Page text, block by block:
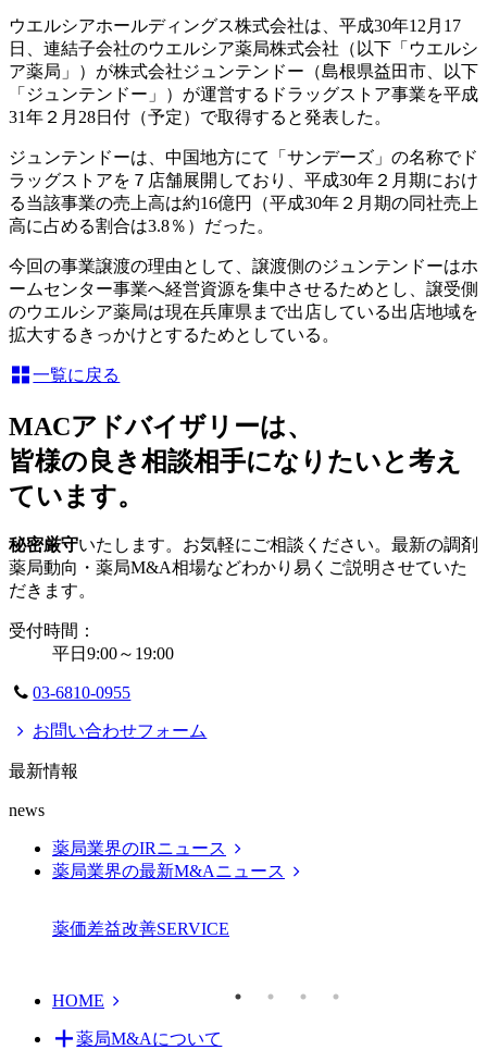
ウエルシアホールディングス株式会社は、平成30年12月17
日、連結子会社のウエルシア薬局株式会社（以下「ウエルシ
ア薬局」）が株式会社ジュンテンドー（島根県益田市、以下
「ジュンテンドー」）が運営するドラッグストア事業を平成
31年２月28日付（予定）で取得すると発表した。
ジュンテンドーは、中国地方にて「サンデーズ」の名称でド
ラッグストアを７店舗展開しており、平成30年２月期におけ
る当該事業の売上高は約16億円（平成30年２月期の同社売上
高に占める割合は3.8％）だった。
今回の事業譲渡の理由として、譲渡側のジュンテンドーはホ
ームセンター事業へ経営資源を集中させるためとし、譲受側
のウエルシア薬局は現在兵庫県まで出店している出店地域を
拡大するきっかけとするためとしている。
一覧に戻る
MACアドバイザリーは、
皆様の良き相談相手になりたいと考え
ています。
秘密厳守いたします。お気軽にご相談ください。最新の調剤
薬局動向・薬局M&A相場などわかり易くご説明させていた
だきます。
受付時間：
平日9:00～19:00
03-6810-0955
お問い合わせフォーム
最新情報
news
薬局業界のIRニュース
薬局業界の最新M&Aニュース
薬価差益改善SERVICE
HOME
薬局M&Aについて